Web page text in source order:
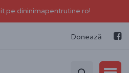
pe dininimapentrutine.ro!
Donează